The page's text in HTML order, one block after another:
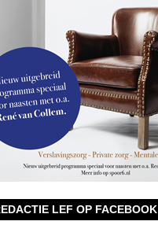
LEF OP FACEBOOK